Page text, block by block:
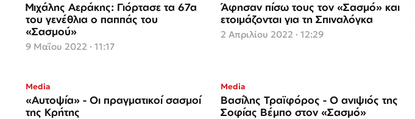
Μιχάλης Αεράκης: Γιόρτασε τα 67α
του γενέθλια ο παππάς του
«Σασμού»
9 Μαΐου 2022 · 11:17
Άφησαν πίσω τους τον «Σασμό» και
ετοιμάζονται για τη Σπιναλόγκα
2 Απριλίου 2022 · 12:29
Media
«Αυτοψία» - Οι πραγματικοί σασμοί
της Κρήτης
Media
Βασίλης Τραϊφόρος - Ο ανιψιός της
Σοφίας Βέμπο στον «Σασμό»